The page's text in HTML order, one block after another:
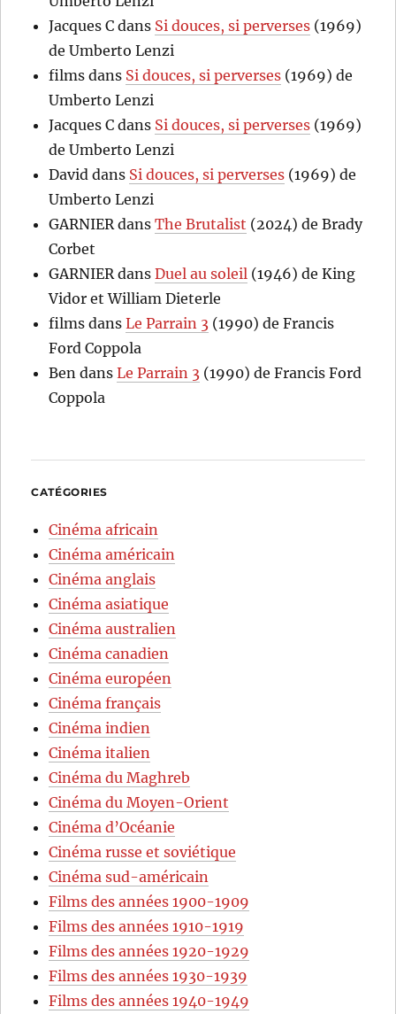
Jacques C dans Si douces, si perverses (1969)
de Umberto Lenzi
films dans Si douces, si perverses (1969) de
Umberto Lenzi
Jacques C dans Si douces, si perverses (1969)
de Umberto Lenzi
David dans Si douces, si perverses (1969) de
Umberto Lenzi
GARNIERdansThe Brutalist (2024) de Brady
Corbet
GARNIERdansDuel au soleil (1946) de King
Vidor et William Dieterle
films dansLe Parrain 3 (1990) de Francis
Ford Coppola
Ben dansLe Parrain 3 (1990) de Francis Ford
Coppola
CATÉGORIES
Cinéma africain
Cinéma américain
Cinéma anglais
Cinéma asiatique
Cinéma australien
Cinéma canadien
Cinéma européen
Cinéma français
Cinéma indien
Cinéma italien
Cinéma du Maghreb
Cinéma du Moyen-Orient
Cinéma d’Océanie
Cinéma russe et soviétique
Cinéma sud-américain
Films des années 1900-1909
Films des années 1910-1919
Films des années 1920-1929
Films des années 1930-1939
Films des années 1940-1949